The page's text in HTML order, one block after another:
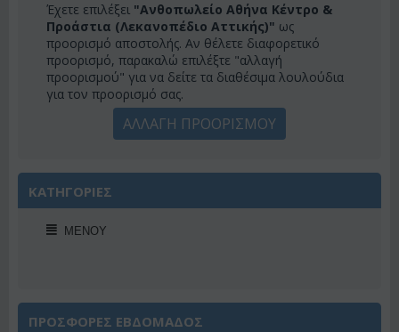
Έχετε επιλέξει "Ανθοπωλείο Αθήνα Κέντρο &
Προάστια (Λεκανοπέδιο Αττικής)" ως
προορισμό αποστολής. Αν θέλετε διαφορετικό
προορισμό, παρακαλώ επιλέξτε "αλλαγή
προορισμού" για να δείτε τα διαθέσιμα λουλούδια
για τον προορισμό σας.
ΑΛΛΑΓΗ ΠΡΟΟΡΙΣΜΟΥ
ΚΑΤΗΓΟΡΙΕΣ
ΜΕΝΟΎ
ΠΡΟΣΦΟΡΕΣ ΕΒΔΟΜΑΔΟΣ